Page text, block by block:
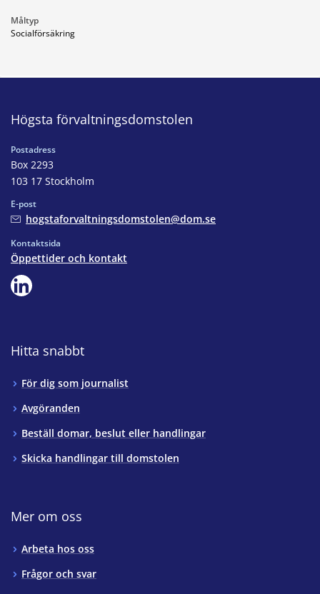
Måltyp
Socialförsäkring
Högsta förvaltningsdomstolen
Postadress
Box 2293
103 17 Stockholm
E-post
hogstaforvaltningsdomstolen@dom.se
Kontaktsida
Öppettider och kontakt
Hitta snabbt
För dig som journalist
Avgöranden
Beställ domar, beslut eller handlingar
Skicka handlingar till domstolen
Mer om oss
Arbeta hos oss
Frågor och svar